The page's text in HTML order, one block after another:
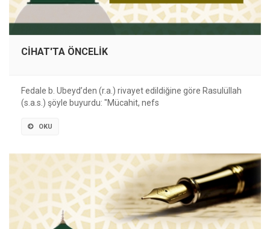
CİHAT'TA ÖNCELİK
Fedale b. Ubeyd’den (r.a.) rivayet edildiğine göre Rasulüllah
(s.a.s.) şöyle buyurdu: "Mücahit, nefs
OKU